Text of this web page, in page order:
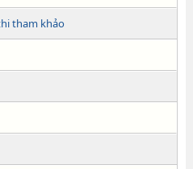
tham khảo